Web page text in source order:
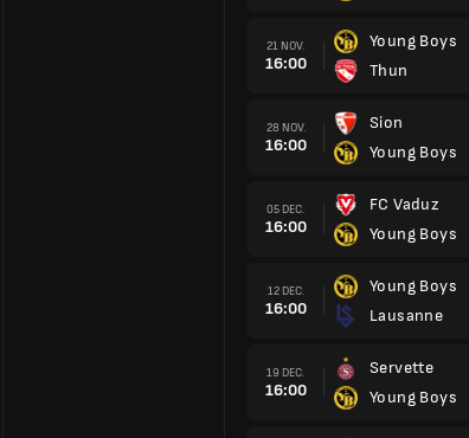
21 NOV.
16:00
Young Boys
Thun
28 NOV.
16:00
Sion
Young Boys
05 DEC.
16:00
FC Vaduz
Young Boys
12 DEC.
16:00
Young Boys
Lausanne
19 DEC.
16:00
Servette
Young Boys